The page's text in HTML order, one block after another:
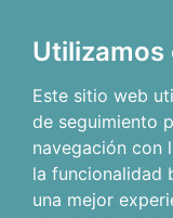
Utilizamos
Este sitio web
de seguimiento
navegación con
la funcionalidad
una mejor